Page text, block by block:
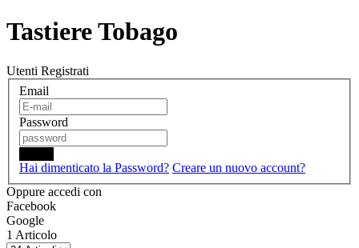
Tastiere Tobago
Utenti Registrati
Email
Password
Hai dimenticato la Password? Creare un nuovo account?
Oppure accedi con
Facebook
Google
1 Articolo